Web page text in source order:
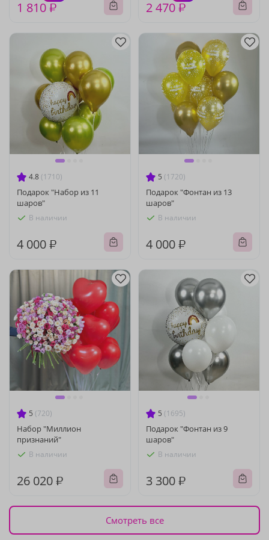
1 810 ₽ 2 470 ₽
4.8 (1710)
Подарок "Набор из 11
шаров"
В наличии
4 000 ₽
5 (1720)
Подарок "Фонтан из 13
шаров"
В наличии
4 000 ₽
5 (720)
Набор "Миллион
признаний"
В наличии
26 020 ₽
5 (1695)
Подарок "Фонтан из 9
шаров"
В наличии
3 300 ₽
Смотреть все